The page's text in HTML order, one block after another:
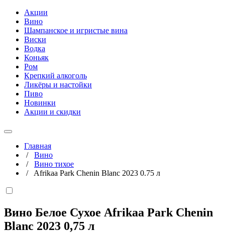
Акции
Вино
Шампанское и игристые вина
Виски
Водка
Коньяк
Ром
Крепкий алкоголь
Ликёры и настойки
Пиво
Новинки
Акции и скидки
Главная
/ Вино
/ Вино тихое
/ Afrikaa Park Chenin Blanc 2023 0.75 л
Вино Белое Сухое Afrikaa Park Chenin
Blanc 2023 0,75 л